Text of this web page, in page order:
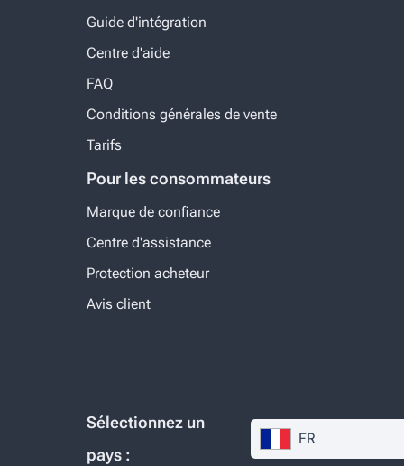
Guide d'intégration
Centre d'aide
FAQ
Conditions générales de vente
Tarifs
Pour les consommateurs
Marque de confiance
Centre d'assistance
Protection acheteur
Avis client
Sélectionnez un
pays :
FR